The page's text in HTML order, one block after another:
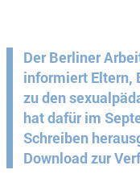
Der Berliner
informiert Eltern,
zu den
hat dafür im
Schreiben
Download zur